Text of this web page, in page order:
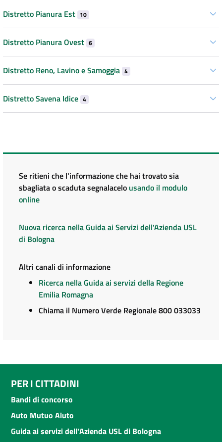
Distretto Pianura Est 10
Distretto Pianura Ovest 6
Distretto Reno, Lavino e Samoggia 4
Distretto Savena Idice 4
Se ritieni che l'informazione che hai trovato sia
sbagliata o scaduta segnalacelo usando il modulo
online
Nuova ricerca nella Guida ai Servizi dell'Azienda USL
di Bologna
Altri canali di informazione
Ricerca nella Guida ai servizi della Regione
Emilia Romagna
Chiama il Numero Verde Regionale 800 033033
PER I CITTADINI
Bandi di concorso
Auto Mutuo Aiuto
Guida ai servizi dell'Azienda USL di Bologna